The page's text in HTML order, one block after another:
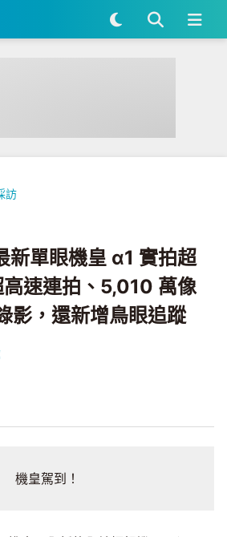
訪
眼機皇 α1 實拍超強！30 fps 超高速連拍
新單眼機皇 α1 實拍超
速連拍、5,010 萬像
影，還新增鳥眼追蹤
機皇駕到！